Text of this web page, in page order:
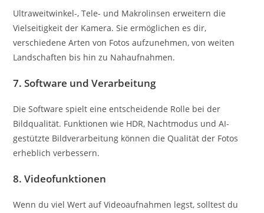
Ultraweitwinkel-, Tele- und Makrolinsen erweitern die
Vielseitigkeit der Kamera. Sie ermöglichen es dir,
verschiedene Arten von Fotos aufzunehmen, von weiten
Landschaften bis hin zu Nahaufnahmen.
7.Software und Verarbeitung
Die Software spielt eine entscheidende Rolle bei der
Bildqualität. Funktionen wie HDR, Nachtmodus und AI-
gestützte Bildverarbeitung können die Qualität der Fotos
erheblich verbessern.
8.Videofunktionen
Wenn du viel Wert auf Videoaufnahmen legst, solltest du